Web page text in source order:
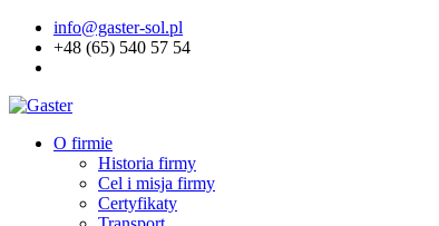
info@gaster-sol.pl
+48 (65) 540 57 54
O firmie
Historia firmy
Cel i misja firmy
Certyfikaty